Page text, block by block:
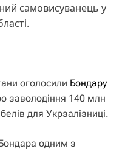
самовисуванець у
оголосили Бондару
заволодіння 140 млн
для Укрзалізниці.
одним з